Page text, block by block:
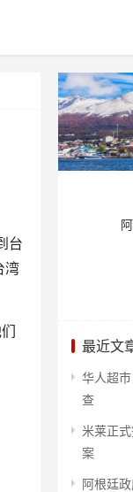
台
湾
最近文
华人超
查
米莱正
案
阿根廷